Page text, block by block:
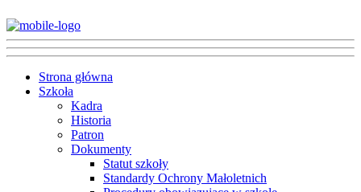
Strona główna
Szkoła
Kadra
Historia
Patron
Dokumenty
Statut szkoły
Standardy Ochrony Małoletnich